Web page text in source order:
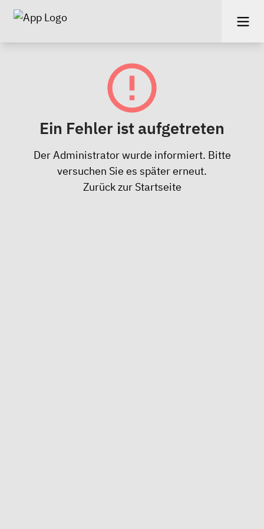
Ein Fehler ist aufgetreten
Der Administrator wurde informiert. Bitte
versuchen Sie es später erneut.
Zurück zur Startseite